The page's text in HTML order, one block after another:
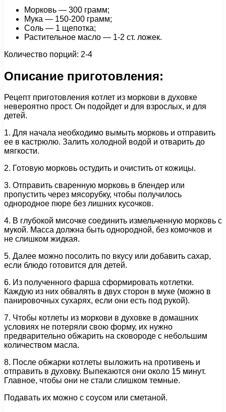
Морковь — 300 грамм;
Мука — 150-200 грамм;
Соль — 1 щепотка;
Растительное масло — 1-2 ст. ложек.
Количество порций: 2-4
Описание приготовления:
Рецепт приготовления котлет из моркови в духовке
невероятно прост. Он подойдет и для взрослых, и для
детей.
1. Для начала необходимо вымыть морковь и отправить
ее в кастрюлю. Залить холодной водой и отварить до
мягкости.
2. Готовую морковь остудить и очистить от кожицы.
3. Отправить сваренную морковь в блендер или
пропустить через мясорубку, чтобы получилось
однородное пюре без лишних кусочков.
4. В глубокой мисочке соединить измельченную морковь с
мукой. Масса должна быть однородной, без комочков и
не слишком жидкая.
5. Далее можно посолить по вкусу или добавить сахар,
если блюдо готовится для детей.
6. Из полученного фарша сформировать котлетки.
Каждую из них обвалять в двух сторон в муке (можно в
панировочных сухарях, если они есть под рукой).
7. Чтобы котлеты из моркови в духовке в домашних
условиях не потеряли свою форму, их нужно
предварительно обжарить на сковороде с небольшим
количеством масла.
8. После обжарки котлеты выложить на противень и
отправить в духовку. Выпекаются они около 15 минут.
Главное, чтобы они не стали слишком темные.
Подавать их можно с соусом или сметаной.